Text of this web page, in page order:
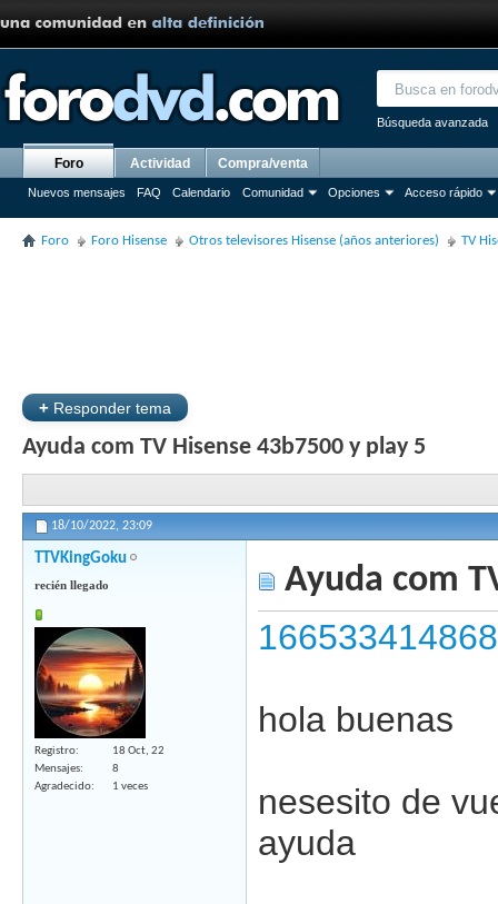
Búsqueda avanzada
Foro
Nuevos mensajes FAQ Calendario Comunidad Opciones Acceso rápido
Actividad Compra/venta
Foro Foro Hisense Otros televisores Hisense (años anteriores) TV
+ Responder tema
Ayuda com TV Hisense 43b7500 y play 5
18/10/2022, 23:09
TTVKingGoku
recién llegado
Registro
18 Oct, 22
Mensajes
8
Agradecido
1 veces
Ayuda com
hola buenas
nesesito de
ayuda